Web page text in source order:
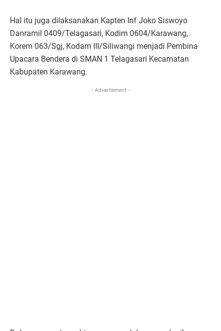
Hal itu juga dilaksanakan Kapten Inf Joko Siswoyo
Danramil 0409/Telagasari, Kodim 0604/Karawang,
Korem 063/Sgj, Kodam III/Siliwangi menjadi Pembina
Upacara Bendera di SMAN 1 Telagasari Kecamatan
Kabupaten Karawang.
- Advertisment -